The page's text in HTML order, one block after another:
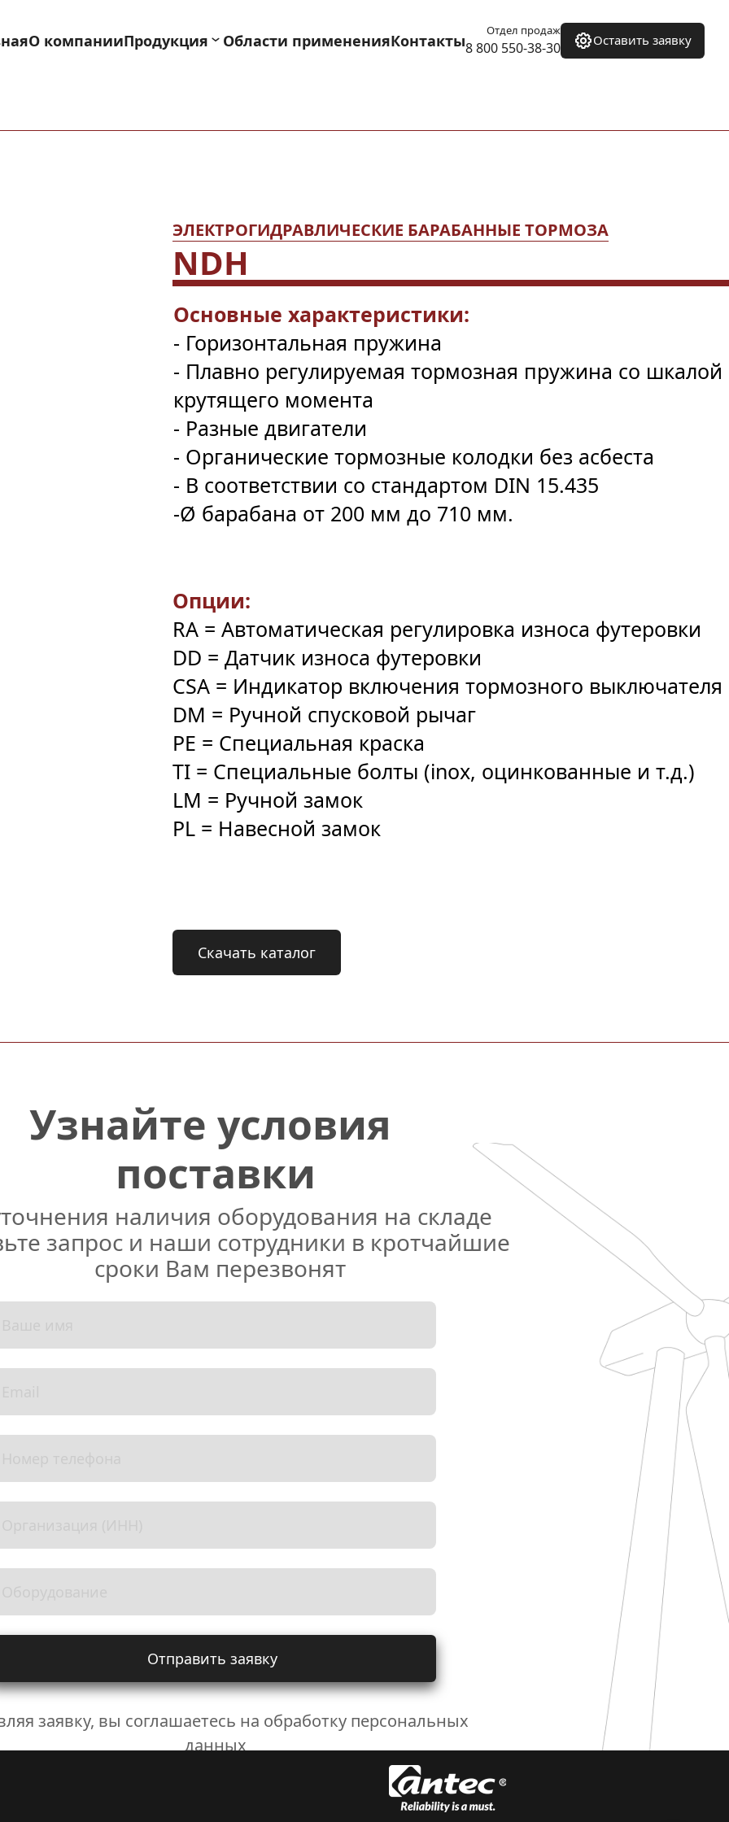
О компанииПродукция Области примененияКонтакты
Отдел продаж
8 800 550-38-30 Оставить заявку
NDH
Скачать каталог
Основные характеристики:
- Горизонтальная пружина
- Плавно регулируемая тормозная пружина со шкалой
крутящего момента
- Разные двигатели
- Органические тормозные колодки без асбеста
- В соответствии со стандартом DIN 15.435
-Ø барабана от 200 мм до 710 мм.
ЭЛЕКТРОГИДРАВЛИЧЕСКИЕ БАРАБАННЫЕ ТОРМОЗА
Опции:
RA = Автоматическая регулировка износа футеровки
DD = Датчик износа футеровки
CSA = Индикатор включения тормозного выключателя
DM = Ручной спусковой рычаг
PE = Специальная краска
TI = Специальные болты (inox, оцинкованные и т.д.)
LM = Ручной замок
PL = Навесной замок
Узнайте условия
поставки
Отправить заявку
наличия оборудования на складе
запрос и наши сотрудники в кротчайшие
сроки Вам перезвонят
заявку, вы соглашаетесь на обработку персональных
данных